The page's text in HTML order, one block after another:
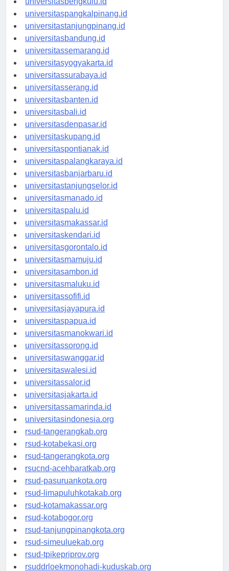
universitasbengkulu.id
universitaspangkalpinang.id
universitastanjungpinang.id
universitasbandung.id
universitassemarang.id
universitasyogyakarta.id
universitassurabaya.id
universitasserang.id
universitasbanten.id
universitasbali.id
universitasdenpasar.id
universitaskupang.id
universitaspontianak.id
universitaspalangkaraya.id
universitasbanjarbaru.id
universitastanjungselor.id
universitasmanado.id
universitaspalu.id
universitasmakassar.id
universitaskendari.id
universitasgorontalo.id
universitasmamuju.id
universitasambon.id
universitasmaluku.id
universitassofifi.id
universitasjayapura.id
universitaspapua.id
universitasmanokwari.id
universitassorong.id
universitaswanggar.id
universitaswalesi.id
universitassalor.id
universitasjakarta.id
universitassamarinda.id
universitasindonesia.org
rsud-tangerangkab.org
rsud-kotabekasi.org
rsud-tangerangkota.org
rsucnd-acehbaratkab.org
rsud-pasuruankota.org
rsud-limapuluhkotakab.org
rsud-kotamakassar.org
rsud-kotabogor.org
rsud-tanjungpinangkota.org
rsud-simeuluekab.org
rsud-tpikepriprov.org